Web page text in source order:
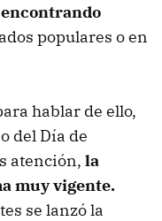
populares o en
hablar de ello,
del Día de
atención, la
muy vigente.
se lanzó la